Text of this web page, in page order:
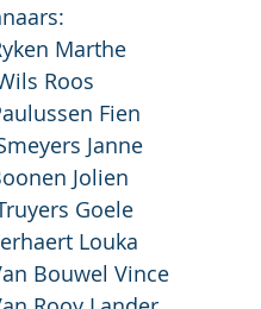
Marthe
3. Wils Roos
Fien
3. Smeyers Janne
Jolien
3. Truyers Goele
Louka
Bouwel Vince